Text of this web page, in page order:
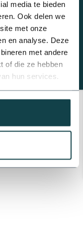
media te bieden
Ook delen we
met onze
en analyse. Deze
met andere
of die ze hebben
hun services.
mm
€0,68
of bel+31 488 -
Beregeningsplan?